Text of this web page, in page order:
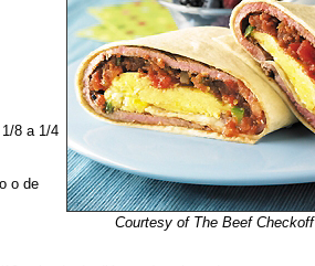
Courtesy of The Beef Checkoff
8 a 1/4
o de